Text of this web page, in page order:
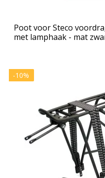
Poot voor Steco
met lamphaak - mat
-10%